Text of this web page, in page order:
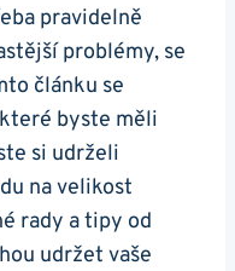
pravidelně
problémy, se
článku se
byste měli
si udrželi
na velikost
rady a tipy od
udržet vaše